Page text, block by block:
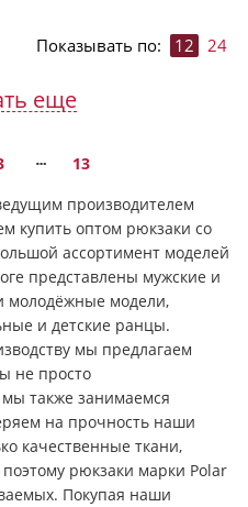
Показывать по: 12 24
еще
13
производителем
купить оптом рюкзаки со
ассортимент моделей
представлены мужские и
молодёжные модели,
и детские ранцы.
мы предлагаем
не просто
также занимаемся
на прочность наши
качественные ткани,
рюкзаки марки Polar
Покупая наши